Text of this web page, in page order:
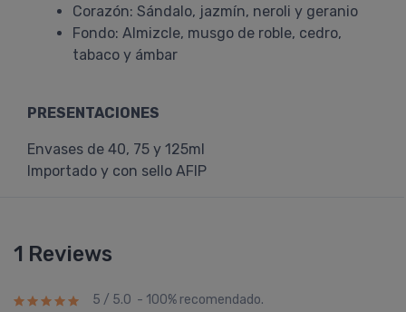
Corazón: Sándalo, jazmín, neroli y geranio
Fondo: Almizcle, musgo de roble, cedro,
tabaco y ámbar
PRESENTACIONES
Envases de 40, 75 y 125ml
Importado y con sello AFIP
1 Reviews
5 / 5.0 - 100% recomendado.